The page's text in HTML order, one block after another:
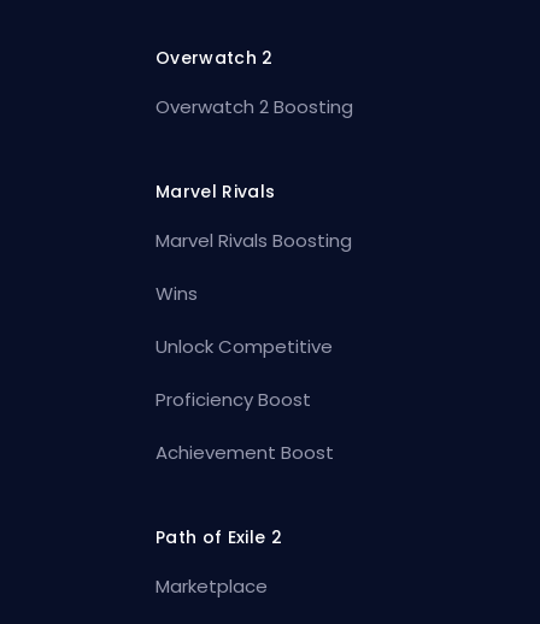
Overwatch 2
Overwatch 2 Boosting
Marvel Rivals
Marvel Rivals Boosting
Wins
Unlock Competitive
Proficiency Boost
Achievement Boost
Path of Exile 2
Marketplace